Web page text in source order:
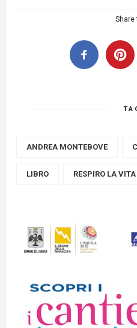
Share
ANDREA MONTEBOVE
LIBRO RESPIRO LA VITA